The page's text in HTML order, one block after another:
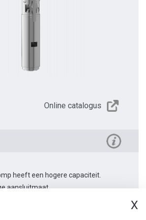
X
Online catalogus
heeft een hogere capaciteit.
aansluitmaat.